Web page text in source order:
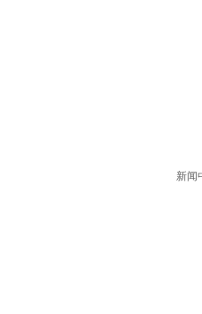
新闻